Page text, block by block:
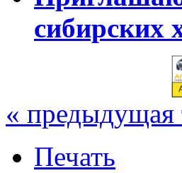
сибирских
« предыдущая
Печать